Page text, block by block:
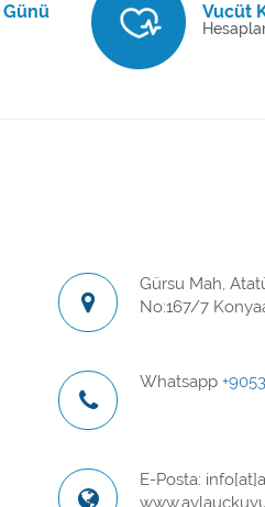
Vucüt
Gürsu Mah,
No:167/7
Whatsapp
E-Posta: